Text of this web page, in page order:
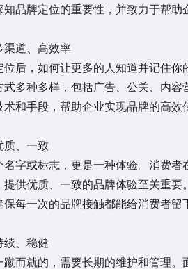
品牌定位的重要性，并致力于帮助
道、高效率
，如何让更多的人知道并记住你
多种多样，包括广告、公关、内
和手段，帮助企业实现品牌的高效
、一致
或标志，更是一种体验。消费者
供优质、一致的品牌体验至关重
每一次的品牌接触都能给消费者留
、稳健
就的，需要长期的维护和管理。